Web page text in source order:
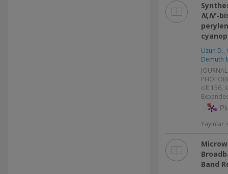
N,N′-
Uzun D.,
Demuth
cilt.156,
Yayınlar
Band